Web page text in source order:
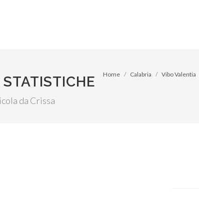
da Crissa
Home Calabria Vibo Valentia